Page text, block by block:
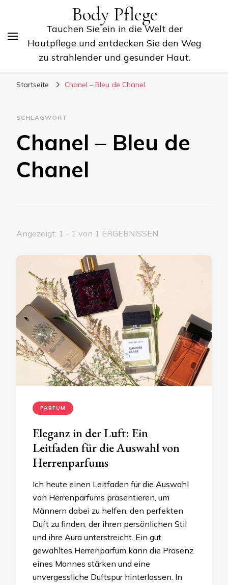
Body Pflege
Tauchen Sie ein in die Welt der
Hautpflege und entdecken Sie den Weg
zu strahlender und gesunder Haut.
Startseite Chanel – Bleu de Chanel
SCHLAGWORT
Chanel – Bleu de
Chanel
Angezeigt: 1 - 1 von 1 ERGEBNISSEN
PARFUM
Eleganz in der Luft: Ein
Leitfaden für die Auswahl von
Herrenparfums
Ich heute einen Leitfaden für die Auswahl
von Herrenparfums präsentieren, um
Männern dabei zu helfen, den perfekten
Duft zu finden, der ihren persönlichen Stil
und ihre Aura unterstreicht. Ein gut
gewähltes Herrenparfum kann die Präsenz
eines Mannes stärken und eine
unvergessliche Duftspur hinterlassen. In